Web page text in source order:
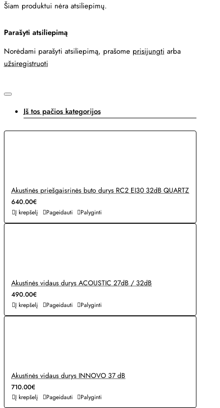
Šiam produktui nėra atsiliepimų.
Parašyti atsiliepimą
Norėdami parašyti atsiliepimą, prašome prisijungti arba
užsiregistruoti
Iš tos pačios kategorijos
Akustinės priešgaisrinės buto durys RC2 EI30 32dB QUARTZ
640.00€
Į krepšelį Pageidauti Palyginti
Akustinės vidaus durys ACOUSTIC 27dB / 32dB
490.00€
Į krepšelį Pageidauti Palyginti
Akustinės vidaus durys INNOVO 37 dB
710.00€
Į krepšelį Pageidauti Palyginti